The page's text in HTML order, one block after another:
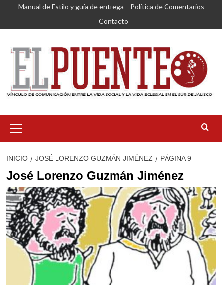
Saltar
contenido
Manual de Estilo y guía de entrega
Política de Comentarios
Contacto
primario
INICIO JOSÉ LORENZO GUZMÁN JIMÉNEZ PÁGINA 9
José Lorenzo Guzmán Jiménez